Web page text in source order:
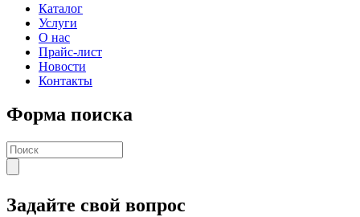
Каталог
Услуги
О нас
Прайс-лист
Новости
Контакты
Форма поиска
Задайте свой вопрос